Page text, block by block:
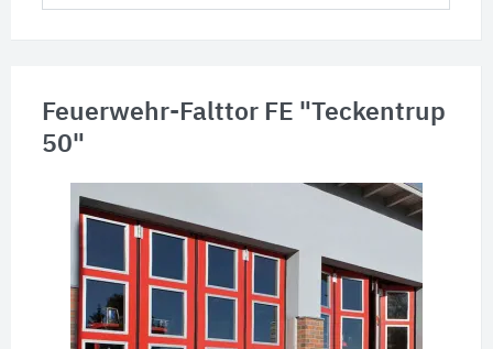
Feuerwehr-Falttor FE "Teckentrup
50"